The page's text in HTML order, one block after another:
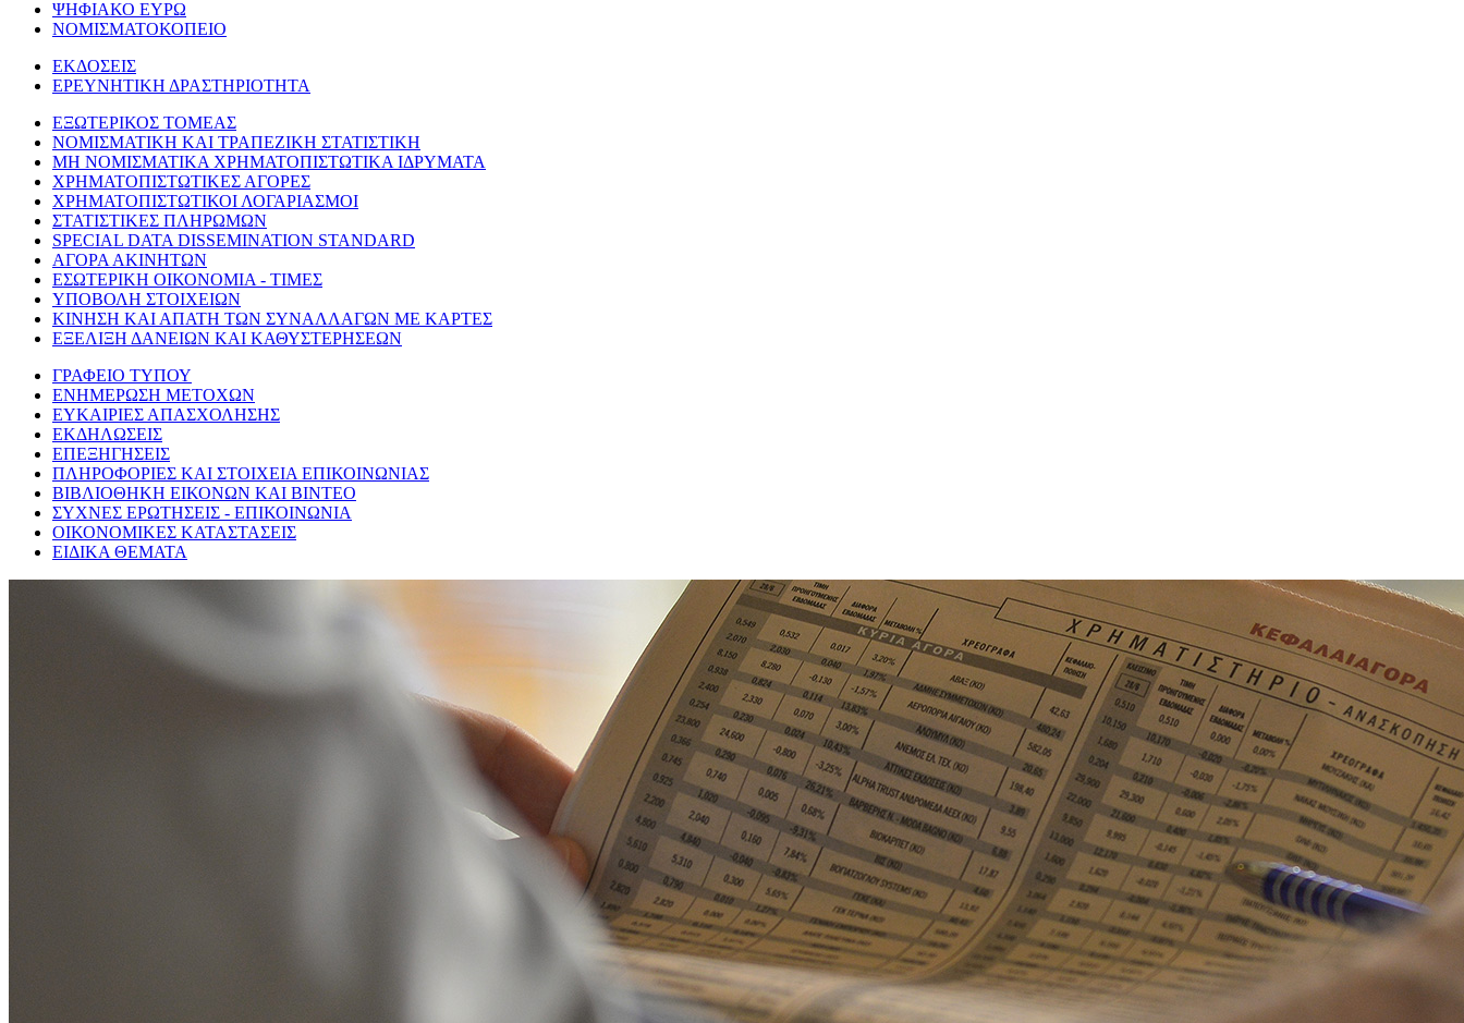
ΨΗΦΙΑΚΟ ΕΥΡΩ
ΝΟΜΙΣΜΑΤΟΚΟΠΕΙΟ
ΕΚΔΟΣΕΙΣ
ΕΡΕΥΝΗΤΙΚΗ ΔΡΑΣΤΗΡΙΟΤΗΤΑ
ΕΞΩΤΕΡΙΚΟΣ ΤΟΜΕΑΣ
ΝΟΜΙΣΜΑΤΙΚΗ ΚΑΙ ΤΡΑΠΕΖΙΚΗ ΣΤΑΤΙΣΤΙΚΗ
ΜΗ ΝΟΜΙΣΜΑΤΙΚΑ ΧΡΗΜΑΤΟΠΙΣΤΩΤΙΚΑ ΙΔΡΥΜΑΤΑ
ΧΡΗΜΑΤΟΠΙΣΤΩΤΙΚΕΣ ΑΓΟΡΕΣ
ΧΡΗΜΑΤΟΠΙΣΤΩΤΙΚΟΙ ΛΟΓΑΡΙΑΣΜΟΙ
ΣΤΑΤΙΣΤΙΚΕΣ ΠΛΗΡΩΜΩΝ
SPECIAL DATA DISSEMINATION STANDARD
ΑΓΟΡΑ ΑΚΙΝΗΤΩΝ
ΕΣΩΤΕΡΙΚΗ ΟΙΚΟΝΟΜΙΑ - ΤΙΜΕΣ
ΥΠΟΒΟΛΗ ΣΤΟΙΧΕΙΩΝ
ΚΙΝΗΣΗ ΚΑΙ ΑΠΑΤΗ ΤΩΝ ΣΥΝΑΛΛΑΓΩΝ ΜΕ ΚΑΡΤΕΣ
ΕΞΕΛΙΞΗ ΔΑΝΕΙΩΝ ΚΑΙ ΚΑΘΥΣΤΕΡΗΣΕΩΝ
ΓΡΑΦΕΙΟ ΤΥΠΟΥ
ΕΝΗΜΕΡΩΣΗ ΜΕΤΟΧΩΝ
ΕΥΚΑΙΡΙΕΣ ΑΠΑΣΧΟΛΗΣΗΣ
ΕΚΔΗΛΩΣΕΙΣ
ΕΠΕΞΗΓΗΣΕΙΣ
ΠΛΗΡΟΦΟΡΙΕΣ ΚΑΙ ΣΤΟΙΧΕΙΑ ΕΠΙΚΟΙΝΩΝΙΑΣ
ΒΙΒΛΙΟΘΗΚΗ ΕΙΚΟΝΩΝ ΚΑΙ ΒΙΝΤΕΟ
ΣΥΧΝΕΣ ΕΡΩΤΗΣΕΙΣ - ΕΠΙΚΟΙΝΩΝΙΑ
ΟΙΚΟΝΟΜΙΚΕΣ ΚΑΤΑΣΤΑΣΕΙΣ
ΕΙΔΙΚΑ ΘΕΜΑΤΑ